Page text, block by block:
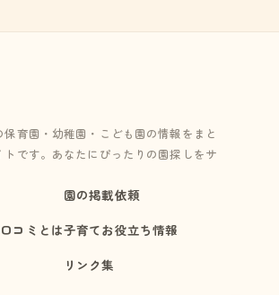
育園・幼稚園・こども園の情報をまと
です。あなたにぴったりの園探しをサ
コミとは
園の掲載依頼
子育てお役立ち情報
リンク集